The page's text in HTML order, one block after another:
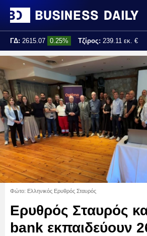
ΓΔ: 2615.07 0.25% Τζίρος: 239.11 εκ. €
Τελ. ενημέρωση: 17:25:01
Φώτο: Ελληνικός Ερυθρός Σταυρός
Ερυθρός Σταυρός
bank εκπαιδεύουν